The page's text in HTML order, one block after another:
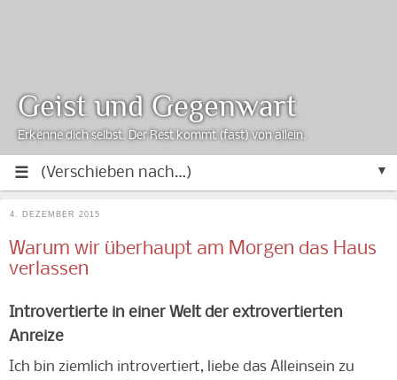
▼
Geist und Gegenwart
Erkenne dich selbst. Der Rest kommt (fast) von allein.
4. DEZEMBER 2015
Warum wir überhaupt am Morgen das Haus
verlassen
Introvertierte in einer Welt der extrovertierten
Anreize
Ich bin ziemlich introvertiert, liebe das Alleinsein zu